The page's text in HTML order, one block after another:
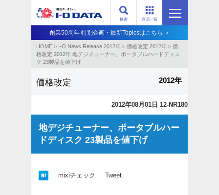
商品一覧
検索
創業50周年 特別企画・最新Topicsはこちら ＞
HOME > I-O News Release 2012年 > 価格改定 2012年 > 価
格改定 2012年 地デジチューナー、ポータブルハードディス
ク 23製品を値下げ
価格改定 2012年
2012年08月01日 12-NR180
地デジチューナー、ポータブルハー
ドディスク 23製品を値下げ
mixiチェック Tweet